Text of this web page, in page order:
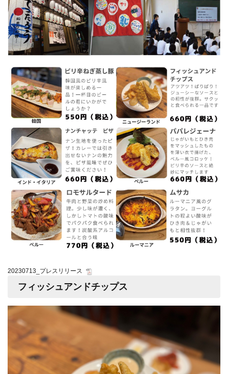
20230713_プレスリリース
フィッシュアンドチップス